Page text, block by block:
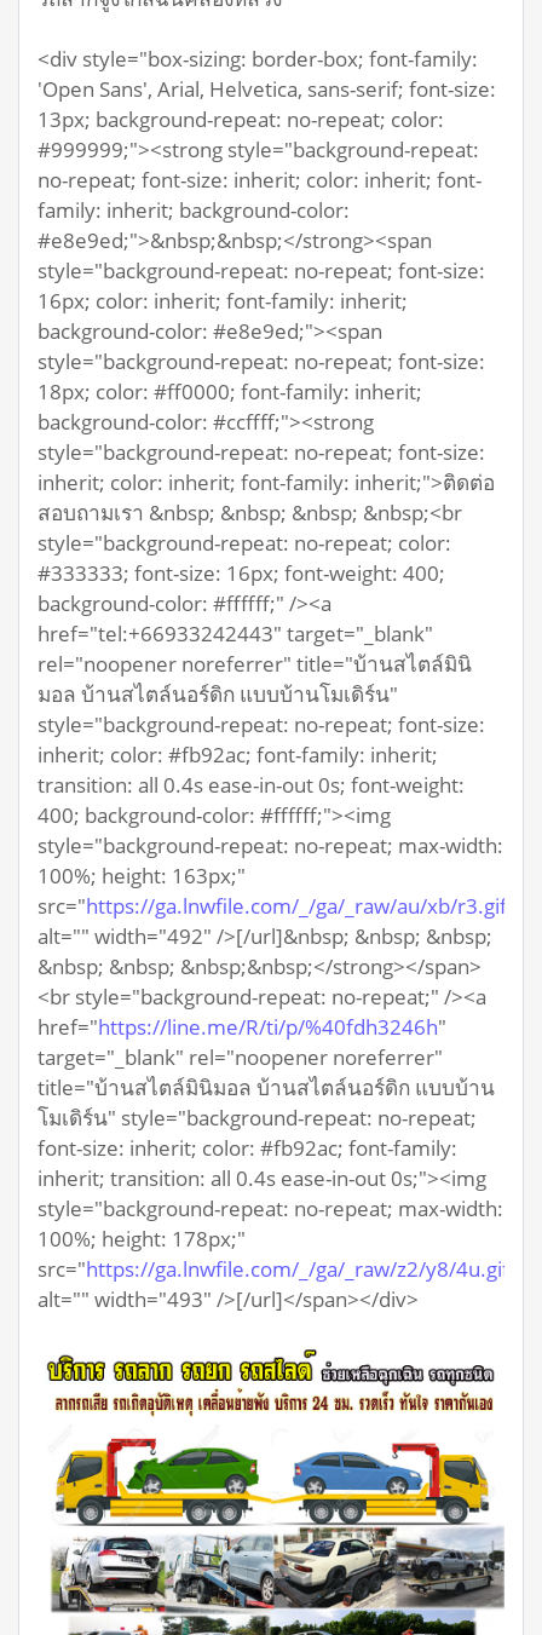
<div style="box-sizing: border-box; font-family:
'Open Sans', Arial, Helvetica, sans-serif; font-size:
13px; background-repeat: no-repeat; color:
#999999;"><strong style="background-repeat:
no-repeat; font-size: inherit; color: inherit; font-
family: inherit; background-color:
#e8e9ed;">&nbsp;&nbsp;</strong><span
style="background-repeat: no-repeat; font-size:
16px; color: inherit; font-family: inherit;
background-color: #e8e9ed;"><span
style="background-repeat: no-repeat; font-size:
18px; color: #ff0000; font-family: inherit;
background-color: #ccffff;"><strong
style="background-repeat: no-repeat; font-size:
inherit; color: inherit; font-family: inherit;">ติดต่อ
สอบถามเรา &nbsp; &nbsp; &nbsp; &nbsp;<br
style="background-repeat: no-repeat; color:
#333333; font-size: 16px; font-weight: 400;
background-color: #ffffff;" /><a
href="tel:+66933242443" target="_blank"
rel="noopener noreferrer" title="บ้านสไตล์มินิ
มอล บ้านสไตล์นอร์ดิก แบบบ้านโมเดิร์น"
style="background-repeat: no-repeat; font-size:
inherit; color: #fb92ac; font-family: inherit;
transition: all 0.4s ease-in-out 0s; font-weight:
400; background-color: #ffffff;"><img
style="background-repeat: no-repeat; max-width:
100%; height: 163px;"
src="https://ga.lnwfile.com/_/ga/_raw/au/xb/r3.gif
alt="" width="492" />[/url]&nbsp; &nbsp; &nbsp;
&nbsp; &nbsp; &nbsp;&nbsp;</strong></span>
<br style="background-repeat: no-repeat;" /><a
href="https://line.me/R/ti/p/%40fdh3246h"
target="_blank" rel="noopener noreferrer"
title="บ้านสไตล์มินิมอล บ้านสไตล์นอร์ดิก แบบบ้าน
โมเดิร์น" style="background-repeat: no-repeat;
font-size: inherit; color: #fb92ac; font-family:
inherit; transition: all 0.4s ease-in-out 0s;"><img
style="background-repeat: no-repeat; max-width:
100%; height: 178px;"
src="https://ga.lnwfile.com/_/ga/_raw/z2/y8/4u.gif
alt="" width="493" />[/url]</span></div>